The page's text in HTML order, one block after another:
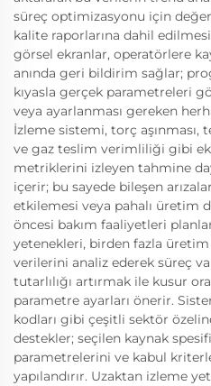
süreç optimizasyonu için
kalite raporlarına dahil
görsel ekranlar, operatörlere
anında geri bildirim sağlar;
kıyasla gerçek parametreleri
veya ayarlanması gereken
İzleme sistemi, torç
ve gaz teslim verimliliği gibi
metriklerini izleyen tahmine
içerir; bu sayede bileşen
etkilemesi veya pahalı üretim
öncesi bakım faaliyetleri
yetenekleri, birden fazla
verilerini analiz ederek süreç
tutarlılığı artırmak ile kusur
parametre ayarları önerir.
kodları gibi çeşitli sektör
destekler; seçilen kaynak
parametrelerini ve kabul
yapılandırır. Uzaktan izleme